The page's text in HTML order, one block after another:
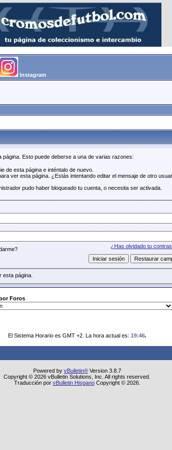
Instagram
Esto puede deberse a una de varias razones:
de esta página e inténtalo de nuevo.
ver esta página. ¿Estás intentando editar el mensaje de otro
pudo haber bloqueado tu cuenta, o necesita ser activada.
¿Has olvidado tu
esta página.
Foros
El Sistema Horario es GMT +2. La hora actual es: 19:46.
Powered by vBulletin®Version 3.8.7
Copyright © 2026 vBulletin Solutions, Inc. All rights reserved.
Traducción por vBulletin HispanoCopyright © 2026.